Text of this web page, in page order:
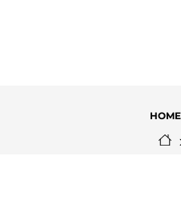
HOME